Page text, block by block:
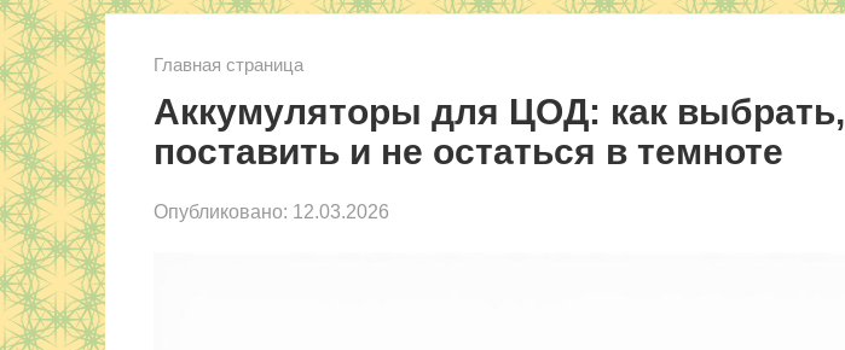
Главная страница
Аккумуляторы для ЦОД: как выбрать,
поставить и не остаться в темноте
Опубликовано: 12.03.2026